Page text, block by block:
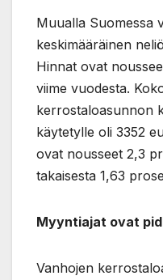
Muualla Suomessa
keskimääräinen
Hinnat ovat
viime vuodesta.
kerrostaloasunnon
käytetylle oli 3352
ovat nousseet 2,3
takaisesta 1,63
Myyntiajat ovat
Vanhojen